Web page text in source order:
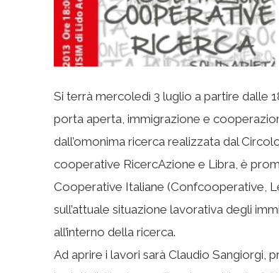
Si terrà mercoledì 3 luglio a partire dalle
porta aperta, immigrazione e
dall’omonima ricerca realizzata dal
cooperative RicercAzione e Libra, è
Cooperative Italiane (Confcooperative,
sull’attuale situazione lavorativa degli
all’interno della ricerca.
Ad aprire i lavori sarà Claudio Sangiorgi,